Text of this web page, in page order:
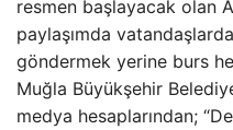
resmen başlayacak olan
paylaşımda
göndermek yerine burs
Muğla Büyükşehir
medya hesaplarından;